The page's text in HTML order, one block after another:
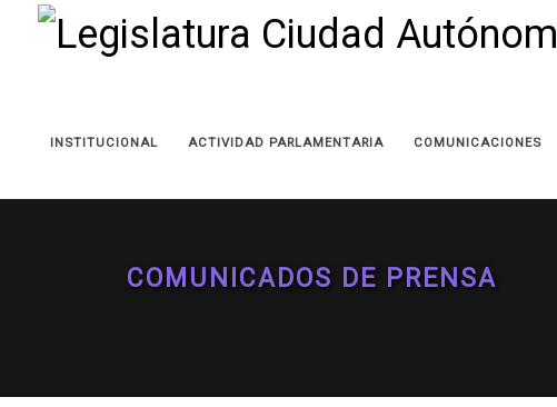
INSTITUCIONAL ACTIVIDAD PARLAMENTARIA COMUNICACIONES
COMUNICADOS DE PRENSA